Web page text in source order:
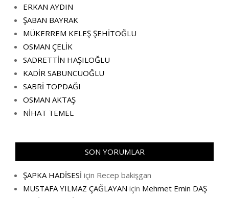
ERKAN AYDIN
ŞABAN BAYRAK
MÜKERREM KELEŞ ŞEHİTOĞLU
OSMAN ÇELİK
SADRETTİN HAŞILOĞLU
KADİR SABUNCUOĞLU
SABRİ TOPDAĞI
OSMAN AKTAŞ
NİHAT TEMEL
SON YORUMLAR
ŞAPKA HADİSESİ için Recep bakişgan
MUSTAFA YILMAZ ÇAĞLAYAN için Mehmet Emin DAŞ